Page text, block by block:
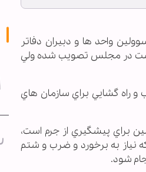
واحد ها و دبيران دفاتر
است در مجلس تصويب شده ولي
راه گشايي براي سازمان هاي
براي پيشگيري از جرم است،
نياز به برخورد و ضرب و شتم
شود.